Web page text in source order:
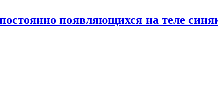
появляющихся на теле